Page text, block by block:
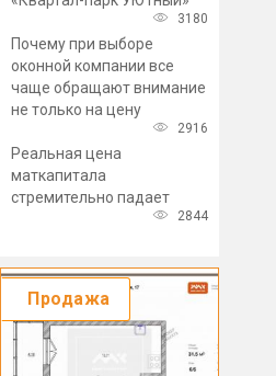
В Ленобласти сдан
долгострой «Твой первый
дом»
3180
Почему при выборе
оконной компании все
чаще обращают внимание
не только на цену
2916
Реальная цена
маткапитала
стремительно падает
2844
Продажа